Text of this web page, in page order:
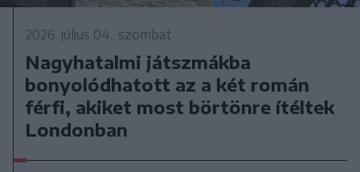
2026. július 04., szombat
Nagyhatalmi játszmákba
bonyolódhatott az a két román
férfi, akiket most börtönre ítéltek
Londonban